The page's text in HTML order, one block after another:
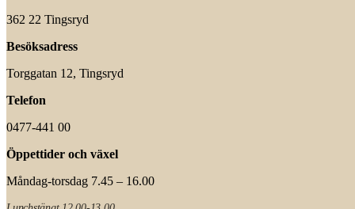
362 22 Tingsryd
Besöksadress
Torggatan 12, Tingsryd
Telefon
0477-441 00
Öppettider och växel
Måndag-torsdag 7.45 – 16.00